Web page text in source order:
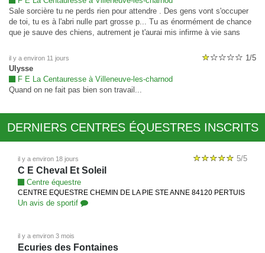
Sale sorcière tu ne perds rien pour attendre . Des gens vont s'occuper
de toi, tu es à l'abri nulle part grosse p... Tu as énormément de chance
que je sauve des chiens, autrement je t'aurai mis infirme à vie sans
il y a environ 11 jours
1/5
Ulysse
F E La Centauresse à Villeneuve-les-charnod
Quand on ne fait pas bien son travail...
DERNIERS CENTRES ÉQUESTRES INSCRITS
il y a environ 18 jours 5/5
C E Cheval Et Soleil
Centre équestre
CENTRE EQUESTRE CHEMIN DE LA PIE STE ANNE 84120 PERTUIS
Un avis de sportif
il y a environ 3 mois
Ecuries des Fontaines